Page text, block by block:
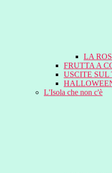
LA
FRUTTA A
USCITE SUL
L'Isola che non c'è